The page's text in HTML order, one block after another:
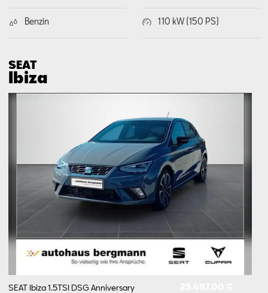
Benzin 110 kW (150 PS)
SEAT
Ibiza
SEAT Ibiza 1.5TSI DSG Anniversary